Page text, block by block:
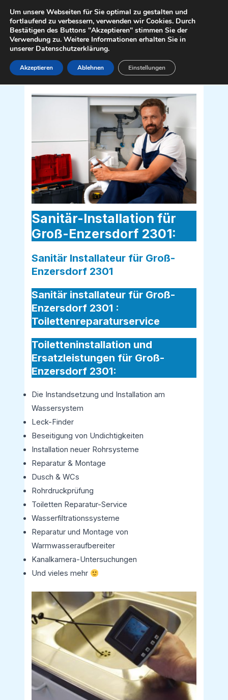
Inhalt
springen
Sanitär Installateur für Groß-
Sanitär-Installation für
Groß-Enzersdorf 2301:
Sanitär Installateur für Groß-
Enzersdorf 2301
Sanitär installateur für Groß-
Enzersdorf 2301 :
Toilettenreparaturservice
Toiletteninstallation und
Ersatzleistungen für Groß-
Enzersdorf 2301:
Die Instandsetzung und Installation am
Wassersystem
Leck-Finder
Beseitigung von Undichtigkeiten
Installation neuer Rohrsysteme
Reparatur & Montage
Dusch & WCs
Rohrdruckprüfung
Toiletten Reparatur-Service
Wasserfiltrationssysteme
Reparatur und Montage von
Warmwasseraufbereiter
Kanalkamera-Untersuchungen
Und vieles mehr
Um unsere Webseiten für Sie optimal zu gestalten und
fortlaufend zu verbessern, verwenden wir Cookies. Durch
Bestätigen des Buttons "Akzeptieren" stimmen Sie der
Verwendung zu. Weitere Informationen erhalten Sie in
unserer Datenschutzerklärung.
Akzeptieren Ablehnen Einstellungen